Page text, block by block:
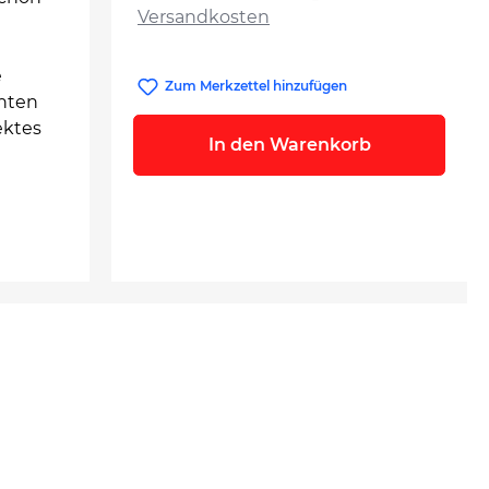
Versandkosten
Zum Merkzettel hinzufügen
In den Warenkorb